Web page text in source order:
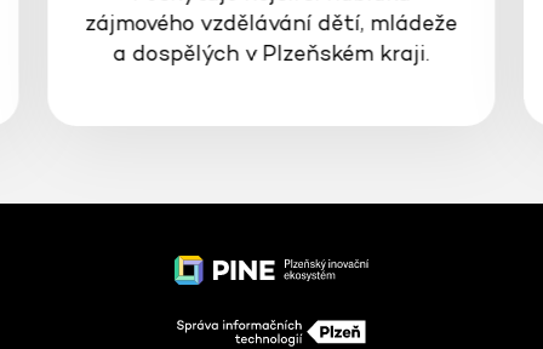
zájmového vzdělávání dětí, mládeže
a dospělých v Plzeňském kraji.